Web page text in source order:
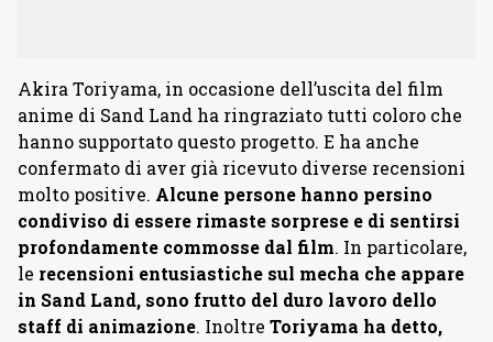
Akira Toriyama, in occasione dell’uscita del film
anime di Sand Land ha ringraziato tutti coloro che
hanno supportato questo progetto. E ha anche
confermato di aver già ricevuto diverse recensioni
molto positive. Alcune persone hanno persino
condiviso di essere rimaste sorprese e di sentirsi
profondamente commosse dal film. In particolare,
le recensioni entusiastiche sul mecha che appare
in Sand Land, sono frutto del duro lavoro dello
staff di animazione. Inoltre Toriyama ha detto,